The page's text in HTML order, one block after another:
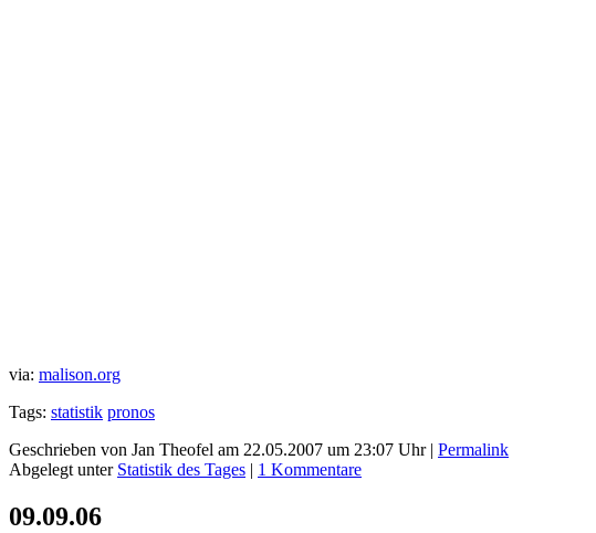
via: malison.org
Tags: statistik pronos
Geschrieben von Jan Theofel am 22.05.2007 um 23:07 Uhr | Permalink
Abgelegt unter Statistik des Tages | 1 Kommentare
09.09.06